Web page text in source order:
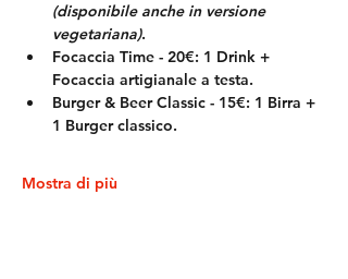
(disponibile anche in versione
vegetariana).
Focaccia Time - 20€: 1 Drink +
Focaccia artigianale a testa.
Burger & Beer Classic - 15€: 1 Birra +
1 Burger classico.
Mostra di più